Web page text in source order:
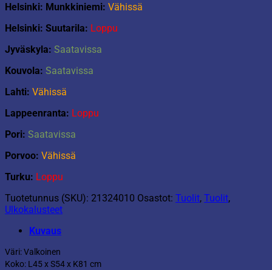
Helsinki: Munkkiniemi: Vähissä
Helsinki: Suutarila: Loppu
Jyväskyla: Saatavissa
Kouvola: Saatavissa
Lahti: Vähissä
Lappeenranta: Loppu
Pori: Saatavissa
Porvoo: Vähissä
Turku: Loppu
Tuotetunnus (SKU): 21324010 Osastot: Tuolit, Tuolit,
Ulkokalusteet
Kuvaus
Väri: Valkoinen
Koko: L45 x S54 x K81 cm